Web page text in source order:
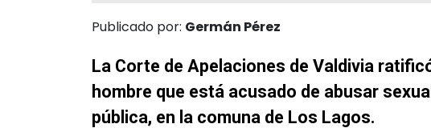
Publicado por: Germán Pérez
La Corte de Apelaciones de Valdivia
hombre que está acusado de abusar
pública, en la comuna de Los Lagos.